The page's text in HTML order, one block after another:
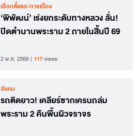
เลือกตั้งและการเมือง
‘พิพัฒน์’ เร่งยกระดับทางหลวง ลั่น!
ปิดตำนานพระราม 2 ภายในสิ้นปี 69
2 พ.ค. 2569 117views
สังคม
รถติดยาว! เคลียร์ซากเครนถล่ม
พระราม 2 คืนพื้นผิวจราจร